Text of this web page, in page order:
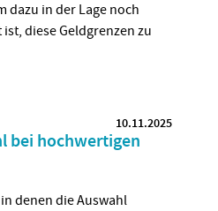
dazu in der Lage noch
diese Geldgrenzen zu
10.11.2025
bei hochwertigen
denen die Auswahl